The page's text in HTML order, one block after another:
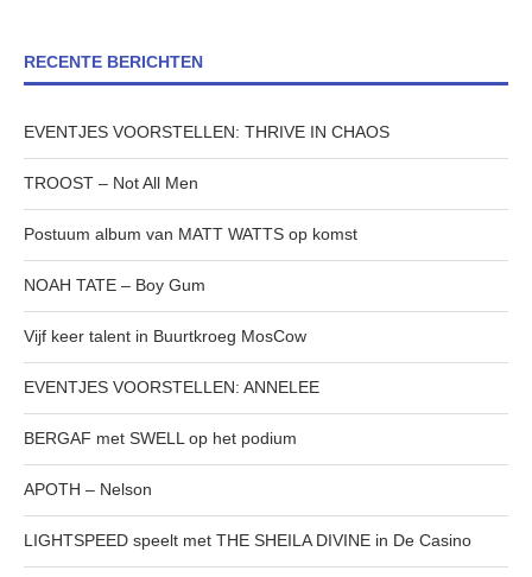
RECENTE BERICHTEN
EVENTJES VOORSTELLEN: THRIVE IN CHAOS
TROOST – Not All Men
Postuum album van MATT WATTS op komst
NOAH TATE – Boy Gum
Vijf keer talent in Buurtkroeg MosCow
EVENTJES VOORSTELLEN: ANNELEE
BERGAF met SWELL op het podium
APOTH – Nelson
LIGHTSPEED speelt met THE SHEILA DIVINE in De Casino